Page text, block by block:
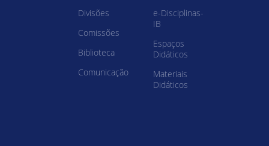
Divisões
Comissões
Biblioteca
Comunicação
e-Disciplinas-
IB
Espaços
Didáticos
Materiais
Didáticos